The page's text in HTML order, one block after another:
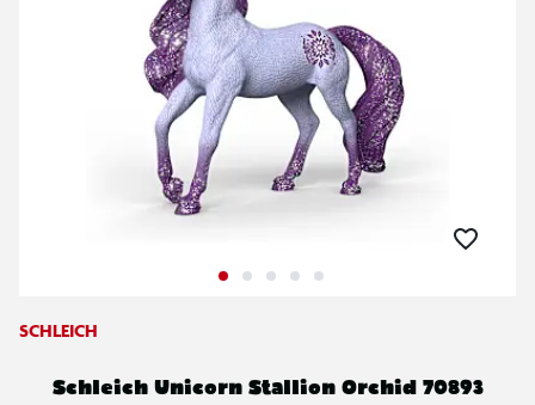
SCHLEICH
Schleich Unicorn Stallion Orchid 70893